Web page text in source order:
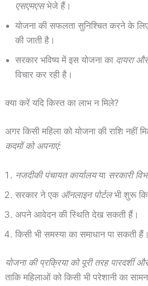
एसएमएसभेजे हैं।
योजना की सफलता सुनिश्चित करने के
की जाती है।
सरकार भविष्य में इस योजना का दायरा
विचार कर रही है।
क्या करें यदि किस्त का लाभ न मिले?
अगर किसी महिला को योजना की राशि नहीं
कदमों को अपनाएं:
नजदीकी पंचायत कार्यालयया सरकारी
सरकार ने एक ऑनलाइन पोर्टलभी शुरू
अपने आवेदन की स्थिति देख सकती हैं।
किसी भी समस्या का समाधान पा सकती हैं।
योजना की प्रक्रिया को पूरी तरह पारदर्शी
ताकि महिलाओं को किसी भी परेशानी का